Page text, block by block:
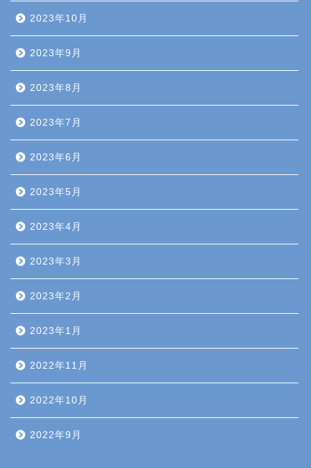
2023年10月
2023年9月
2023年8月
2023年7月
2023年6月
2023年5月
2023年4月
2023年3月
2023年2月
2023年1月
2022年11月
2022年10月
2022年9月